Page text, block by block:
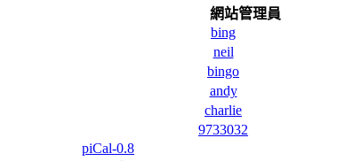
piCal-0.8
網站管理員
bing
neil
bingo
andy
charlie
9733032